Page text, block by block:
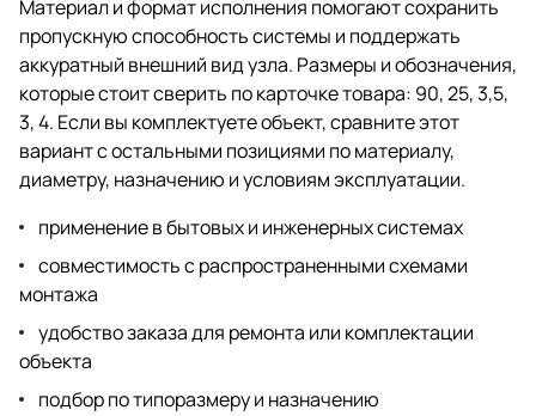
Материал и формат исполнения помогают сохранить
пропускную способность системы и поддержать
аккуратный внешний вид узла. Размеры и обозначения,
которые стоит сверить по карточке товара: 90, 25, 3,5,
3, 4. Если вы комплектуете объект, сравните этот
вариант с остальными позициями по материалу,
диаметру, назначению и условиям эксплуатации.
применение в бытовых и инженерных системах
совместимость с распространенными схемами
монтажа
удобство заказа для ремонта или комплектации
объекта
подбор по типоразмеру и назначению